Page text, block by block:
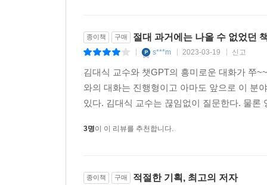
저자가 챗GPT와 나눈 대화의 한 대목이다.
다르겠지만, 아무리 육체적 사랑을 중요시하는
이 어려운 일을 아무렇지도 않게 해내는 것이 바
알고리즘에 따라서 입력값에 맞는 대답을
기억해줄래?”라고 묻는 질문에 챗GPT는 무미
단어들과 ‘확률적으로’ 가장 잘 ‘어울리는’ 문장
종이책 구매 절대 과거에는 나올 수 없었던
s***m 2023-03-19 신고
김대식 교수와 챗GPT의 흥미로운 대화가 쭈
와의 대화는 진행형이고 아마도 앞으로 이 분
있다. 김대식 교수는 끊임없이 질문한다. 물
3명이 이 리뷰를 추천합니다.
종이책 구매 적절한 기획, 최고의 저자